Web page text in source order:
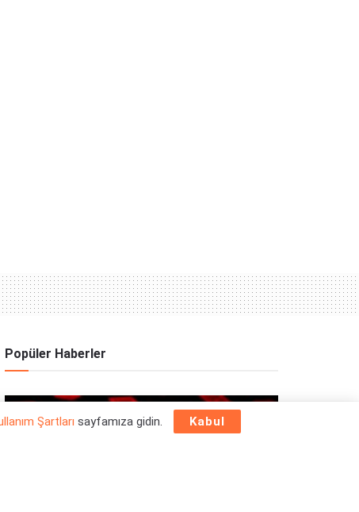
Popüler Haberler
Şartları sayfamıza gidin. Kabul